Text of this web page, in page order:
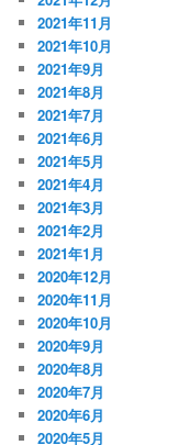
2021年11月
2021年10月
2021年9月
2021年8月
2021年7月
2021年6月
2021年5月
2021年4月
2021年3月
2021年2月
2021年1月
2020年12月
2020年11月
2020年10月
2020年9月
2020年8月
2020年7月
2020年6月
2020年5月